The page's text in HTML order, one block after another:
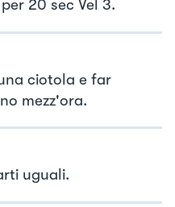
20 sec Vel 3.
ciotola e far
mezz'ora.
uguali.